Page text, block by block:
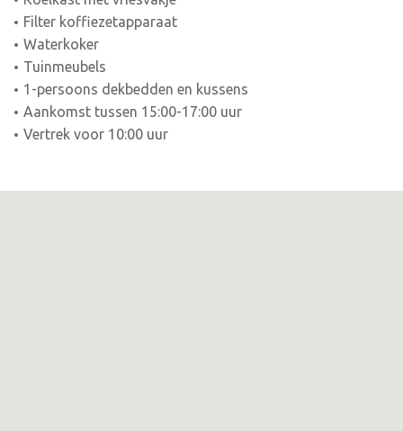
Filter koffiezetapparaat
Waterkoker
Tuinmeubels
1-persoons dekbedden en kussens
Aankomst tussen 15:00-17:00 uur
Vertrek voor 10:00 uur